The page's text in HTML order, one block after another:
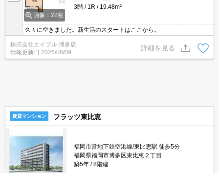
画像：22枚
3階
1R 19.48m²
久々に空きました。新生活のスタートはここから。
株式会社エイブル 博多店
情報更新日 2026/08/09
詳細を見る
賃貸マンション フラッツ東比恵
福岡市営地下鉄空港線/東比恵駅 徒歩5分
福岡県福岡市博多区東比恵２丁目
築5年
8階建